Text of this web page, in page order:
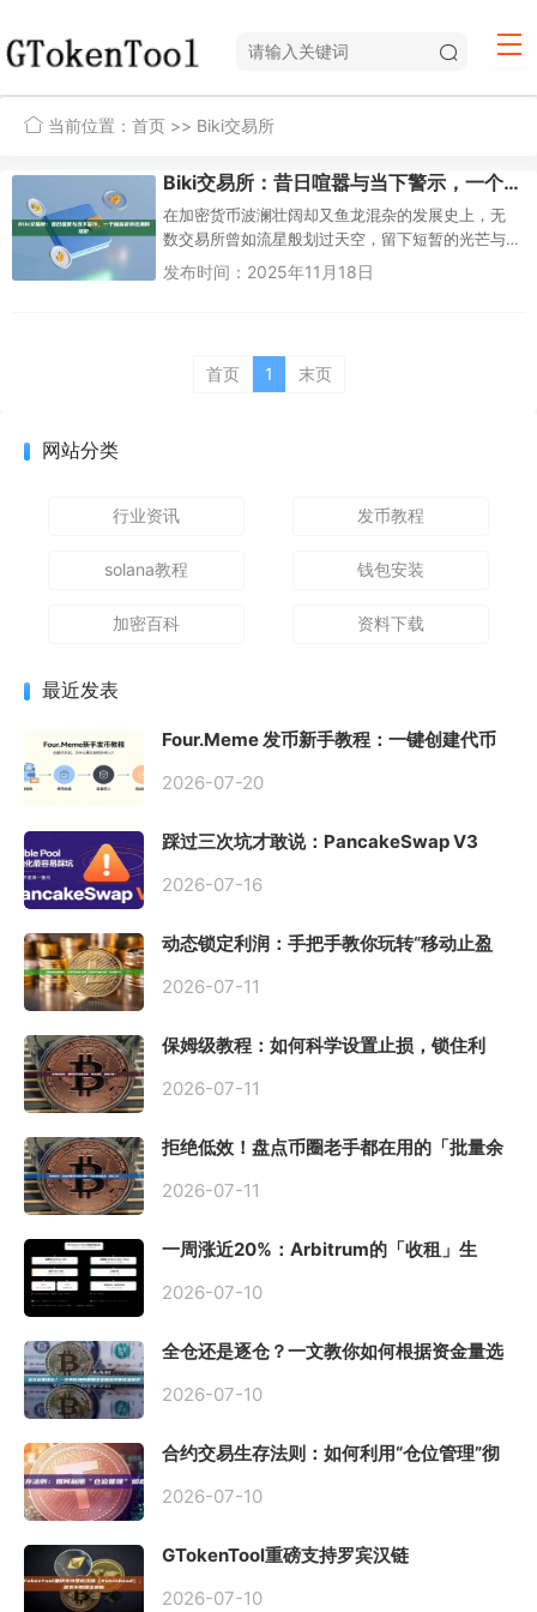
当前位置： 首页 >> Biki交易所
Biki交易所：昔日喧嚣与当下警示，一个加密货币狂潮的缩影
在加密货币波澜壮阔却又鱼龙混杂的发展史上，无
数交易所曾如流星般划过天空，留下短暂的光芒与
长久的思考。Biki交易所（亦称“币看”）便是其中一
发布时间：2025年11月18日
首页 1 末页
网站分类
行业资讯 发币教程
solana教程 钱包安装
加密百科 资料下载
最近发表
Four.Meme 发币新手教程：一键创建代币
2026-07-20
踩过三次坑才敢说：PancakeSwap V3
初始化
2026-07-16
动态锁定利润：手把手教你玩转“移动止盈
2026-07-11
保姆级教程：如何科学设置止损，锁住利
2026-07-11
拒绝低效！盘点币圈老手都在用的「批量余
2026-07-11
一周涨近20%：Arbitrum的「收租」生
2026-07-10
全仓还是逐仓？一文教你如何根据资金量选
2026-07-10
合约交易生存法则：如何利用“仓位管理”彻
2026-07-10
GTokenTool重磅支持罗宾汉链
2026-07-10